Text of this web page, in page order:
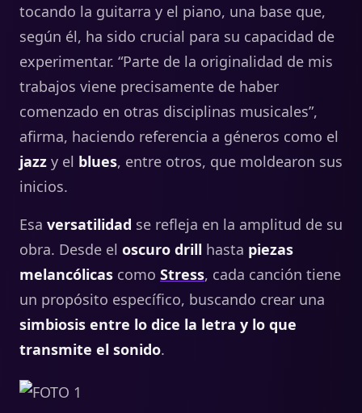
tocando la guitarra y el piano, una base que,
según él, ha sido crucial para su capacidad de
experimentar. “Parte de la originalidad de mis
trabajos viene precisamente de haber
comenzado en otras disciplinas musicales”,
afirma, haciendo referencia a géneros como el
jazz y el blues, entre otros, que moldearon sus
inicios.
Esa versatilidad se refleja en la amplitud de su
obra. Desde el oscuro drill hasta piezas
melancólicas como Stress, cada canción tiene
un propósito específico, buscando crear una
simbiosis entre lo dice la letra y lo que
transmite el sonido.